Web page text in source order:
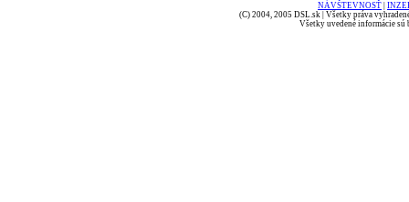
NÁVŠTEVNOSŤ
(C) 2004, 2005 DSL.sk | Všetky práva
Všetky uvedené informácie sú